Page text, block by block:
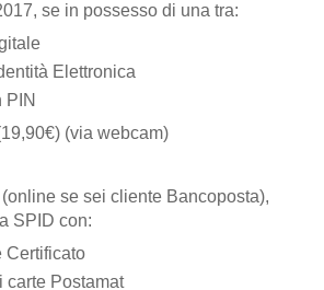
se in possesso di una tra:
Elettronica
PIN
(via webcam)
se sei cliente Bancoposta),
SPID con:
Certificato
carte Postamat